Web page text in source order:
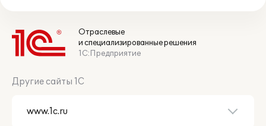
Отраслевые
и специализированные решения
1С:Предприятие
Другие сайты 1С